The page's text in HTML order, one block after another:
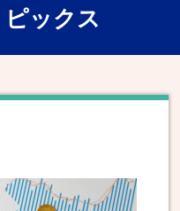
ックス